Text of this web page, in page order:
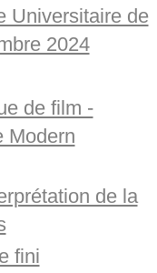
Universitaire de
2024
de film -
Modern
de la
fini